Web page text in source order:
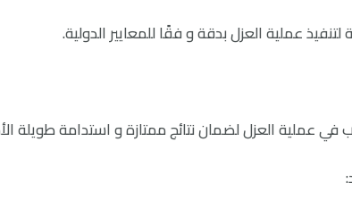
عملية العزل بدقة و فقًا للمعايير الدولية.
عملية العزل لضمان نتائج ممتازة و استدامة طويلة